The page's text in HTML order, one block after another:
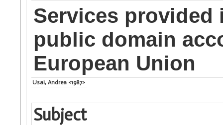
Services provided
public domain
European Union
Usai, Andrea <1987>
Subject